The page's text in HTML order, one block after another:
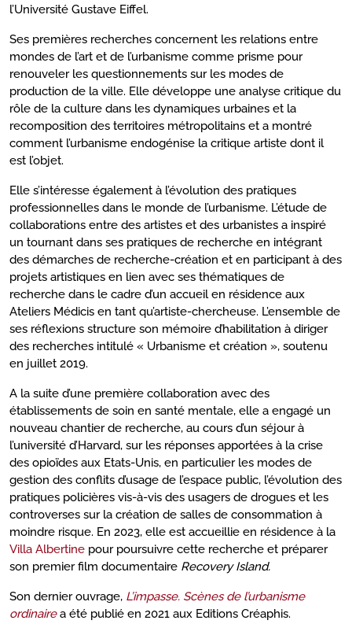
l’Université Gustave Eiffel.
Ses premières recherches concernent les relations entre
mondes de l’art et de l’urbanisme comme prisme pour
renouveler les questionnements sur les modes de
production de la ville. Elle développe une analyse critique du
rôle de la culture dans les dynamiques urbaines et la
recomposition des territoires métropolitains et a montré
comment l’urbanisme endogénise la critique artiste dont il
est l’objet.
Elle s’intéresse également à l’évolution des pratiques
professionnelles dans le monde de l’urbanisme. L’étude de
collaborations entre des artistes et des urbanistes a inspiré
un tournant dans ses pratiques de recherche en intégrant
des démarches de recherche-création et en participant à des
projets artistiques en lien avec ses thématiques de
recherche dans le cadre d’un accueil en résidence aux
Ateliers Médicis en tant qu’artiste-chercheuse. L’ensemble de
ses réflexions structure son mémoire d’habilitation à diriger
des recherches intitulé « Urbanisme et création », soutenu
en juillet 2019.
A la suite d’une première collaboration avec des
établissements de soin en santé mentale, elle a engagé un
nouveau chantier de recherche, au cours d’un séjour à
l’université d’Harvard, sur les réponses apportées à la crise
des opioïdes aux Etats-Unis, en particulier les modes de
gestion des conflits d’usage de l’espace public, l’évolution des
pratiques policières vis-à-vis des usagers de drogues et les
controverses sur la création de salles de consommation à
moindre risque. En 2023, elle est accueillie en résidence à la
Villa Albertine pour poursuivre cette recherche et préparer
son premier film documentaire Recovery Island.
Son dernier ouvrage, L’impasse. Scènes de l’urbanisme
ordinairea été publié en 2021 aux Editions Créaphis.